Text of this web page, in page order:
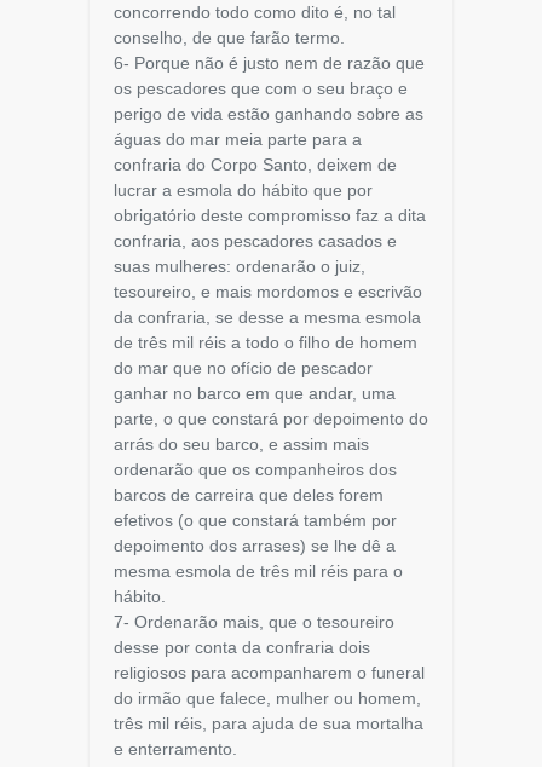
concorrendo todo como dito é, no tal
conselho, de que farão termo.
6- Porque não é justo nem de razão que
os pescadores que com o seu braço e
perigo de vida estão ganhando sobre as
águas do mar meia parte para a
confraria do Corpo Santo, deixem de
lucrar a esmola do hábito que por
obrigatório deste compromisso faz a dita
confraria, aos pescadores casados e
suas mulheres: ordenarão o juiz,
tesoureiro, e mais mordomos e escrivão
da confraria, se desse a mesma esmola
de três mil réis a todo o filho de homem
do mar que no ofício de pescador
ganhar no barco em que andar, uma
parte, o que constará por depoimento do
arrás do seu barco, e assim mais
ordenarão que os companheiros dos
barcos de carreira que deles forem
efetivos (o que constará também por
depoimento dos arrases) se lhe dê a
mesma esmola de três mil réis para o
hábito.
7- Ordenarão mais, que o tesoureiro
desse por conta da confraria dois
religiosos para acompanharem o funeral
do irmão que falece, mulher ou homem,
três mil réis, para ajuda de sua mortalha
e enterramento.